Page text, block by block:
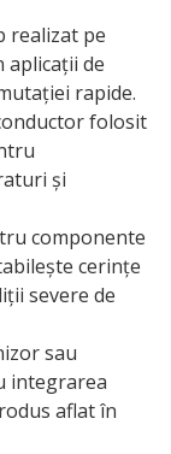
realizat pe
aplicații de
rapide.
folosit
și
componente
cerințe
severe de
sau
integrarea
aflat în